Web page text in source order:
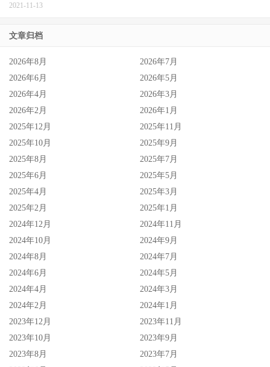
2021-11-13
文章归档
2026年8月
2026年7月
2026年6月
2026年5月
2026年4月
2026年3月
2026年2月
2026年1月
2025年12月
2025年11月
2025年10月
2025年9月
2025年8月
2025年7月
2025年6月
2025年5月
2025年4月
2025年3月
2025年2月
2025年1月
2024年12月
2024年11月
2024年10月
2024年9月
2024年8月
2024年7月
2024年6月
2024年5月
2024年4月
2024年3月
2024年2月
2024年1月
2023年12月
2023年11月
2023年10月
2023年9月
2023年8月
2023年7月